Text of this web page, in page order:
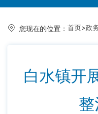
您现在的位置： 首页>政
白水镇开